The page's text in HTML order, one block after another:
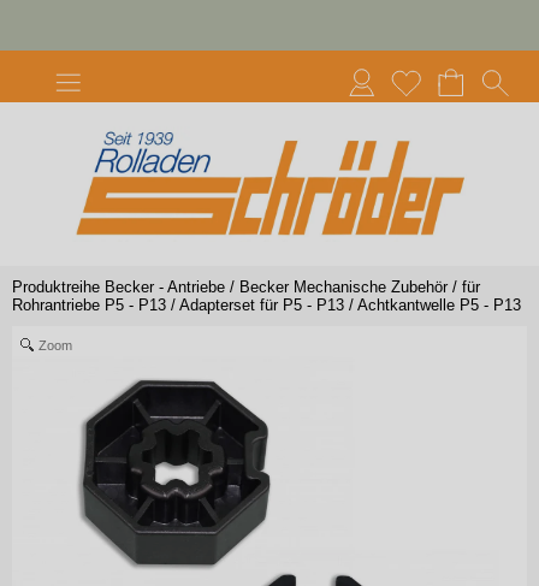
Produktreihe Becker - Antriebe / Becker Mechanische Zubehör / für
Rohrantriebe P5 - P13 / Adapterset für P5 - P13 / Achtkantwelle P5 - P13
Zoom